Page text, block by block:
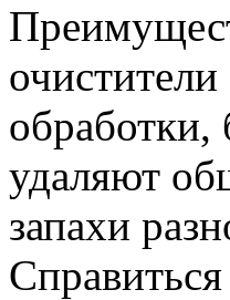
обработки,
удаляют
запахи